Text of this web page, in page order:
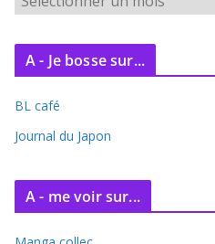
c
v
e
A - Je bosse sur...
BL café
Journal du Japon
A - me voir sur...